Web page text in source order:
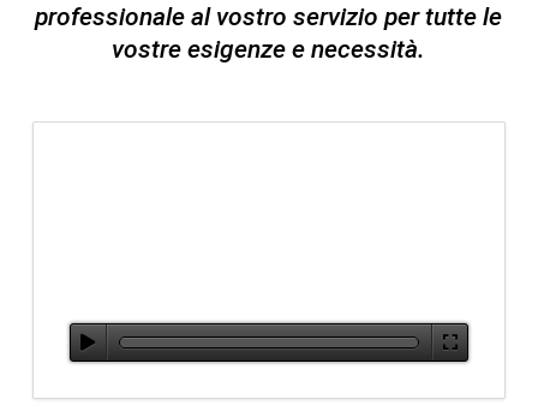
professionale al vostro servizio per tutte le
vostre esigenze e necessità.